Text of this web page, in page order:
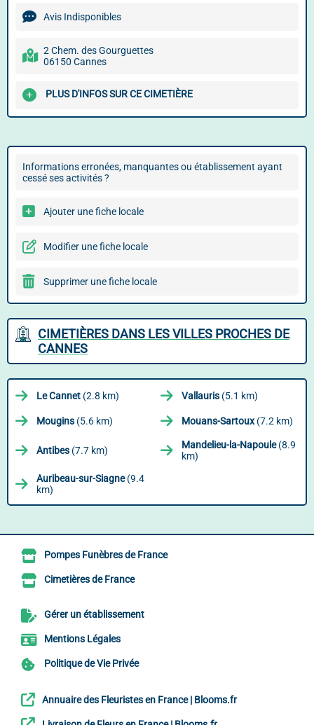
Avis Indisponibles
2 Chem. des Gourguettes
06150 Cannes
PLUS D'INFOS SUR CE CIMETIÈRE
Informations erronées, manquantes ou établissement ayant
cessé ses activités ?
Ajouter une fiche locale
Modifier une fiche locale
Supprimer une fiche locale
CIMETIÈRES DANS LES VILLES PROCHES DE
CANNES
Le Cannet (2.8 km) Vallauris (5.1 km)
Mougins (5.6 km) Mouans-Sartoux(7.2 km)
Antibes (7.7 km) Mandelieu-la-Napoule(8.9
km)
Auribeau-sur-Siagne(9.4
km)
Pompes Funèbres de France
Cimetières de France
Gérer un établissement
Mentions Légales
Politique de Vie Privée
Annuaire des Fleuristes en France | Blooms.fr